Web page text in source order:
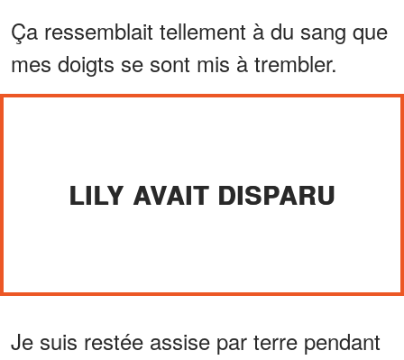
Ça ressemblait tellement à du sang que
mes doigts se sont mis à trembler.
LILY AVAIT DISPARU
Je suis restée assise par terre pendant